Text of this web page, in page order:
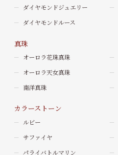
ダイヤモンドジュエリー
ダイヤモンドルース
真珠
オーロラ花珠真珠
オーロラ天女真珠
南洋真珠
カラーストーン
ルビー
サファイヤ
パライバトルマリン